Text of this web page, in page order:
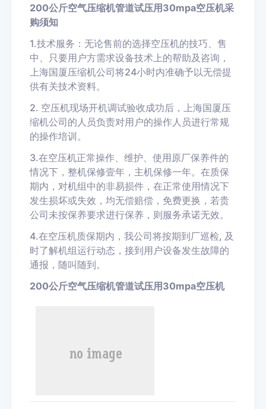
200公斤空气压缩机管道试压用30mpa空压机采
购须知
1.技术服务：无论售前的选择空压机的技巧、售
中、只要用户方需求设备技术上的帮助及咨询，
上海国厦压缩机公司将24小时内准确予以无偿提
供有关技术资料。
2. 空压机现场开机调试验收成功后，上海国厦压
缩机公司的人员负责对用户的操作人员进行常规
的操作培训。
3.在空压机正常操作、维护、使用原厂保养件的
情况下，整机保修壹年，主机保修一年。在质保
期内，对机组中的非易损件，在正常使用情况下
发生损坏或失效，均无偿赔偿，免费更换，若贵
公司未按保养要求进行保养，则服务承诺无效。
4.在空压机质保期内，我公司将按期到厂巡检, 及
时了解机组运行动态，接到用户设备发生故障的
通报，随叫随到。
200公斤空气压缩机管道试压用30mpa空压机